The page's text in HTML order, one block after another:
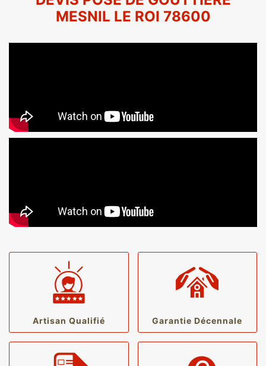
MESNIL LE ROI 78600
Artisan Qualifié Garantie Décennale